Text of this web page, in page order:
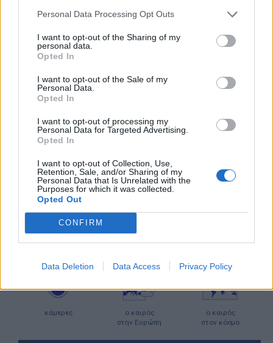
Personal Data Processing Opt Outs
I want to opt-out of the Sharing of my
personal data.
Opted In
I want to opt-out of the Sale of my
Personal Data.
Opted In
I want to opt-out of processing my
Personal Data for Targeted Advertising.
Opted In
I want to opt-out of Collection, Use,
Retention, Sale, and/or Sharing of my
Personal Data that Is Unrelated with the
Purposes for which it was collected.
Opted Out
CONFIRM
Data Deletion Data Access Privacy Policy
ΠΡΟΓΝΩΣΗ ΘΕΡΜΟΚΡΑΣΙΩΝ
ΧΑΜΗΛΟΤΕΡΕΣ
ΘΕΟΔΩΡΙΑΝΑ
ΑΝΩΓΕΙΑ
ΟΡΕΙΝΗ ΦΩΚΙΔΑ
ΛΥΚΟΧΕΙΑ ΑΡΚΑΔΙΑΣ 26°C
ΑΝΔΡΙΤΣΑΙΝΑ ΗΛΕΙΑΣ
ΥΨΗΛΟΤΕΡΕΣ
ΚΡΥΑ ΒΡΥΣΗ
ΣΚΥΔΡΑ 38°C
Τα παραπάνω δεδομένα (ΧΑΜΗΛΟΤΕΡΕΣ/ΥΨΗΛΟΤΕΡΕΣ) αποτελούν προγνώσεις. Για
παρατηρήσεις (realtime) πατήστεεδώ
Ο ΚΑΙΡΟΣ ΤΩΡΑ (LIVE)
κάμερες
ο καιρός
στην Ευρώπη
ο καιρός
στον κόσμο